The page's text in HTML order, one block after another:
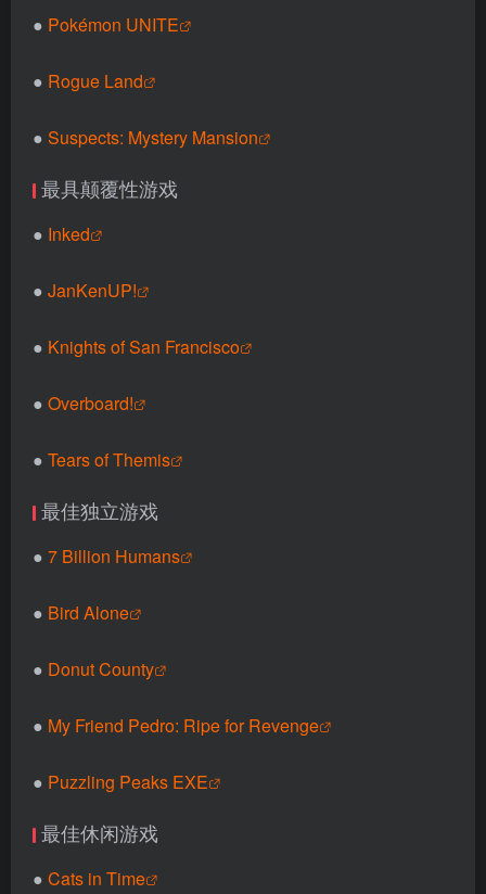
● Pokémon UNITE
● Rogue Land
● Suspects: Mystery Mansion
最具颠覆性游戏
● Inked
● JanKenUP!
● Knights of San Francisco
● Overboard!
● Tears of Themis
最佳独立游戏
● 7 Billion Humans
● Bird Alone
● Donut County
● My Friend Pedro: Ripe for Revenge
● Puzzling Peaks EXE
最佳休闲游戏
● Cats in Time